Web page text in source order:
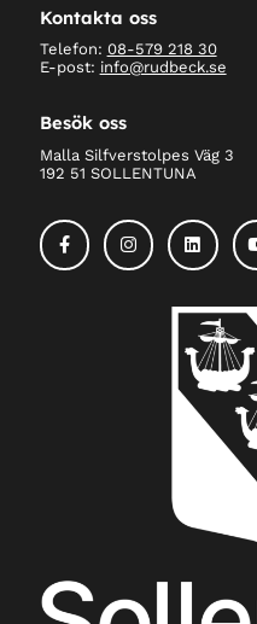
Kontakta oss
Telefon: 08-579 218 30
E-post: info@rudbeck.se
Besök oss
Malla Silfverstolpes Väg 3
192 51 SOLLENTUNA